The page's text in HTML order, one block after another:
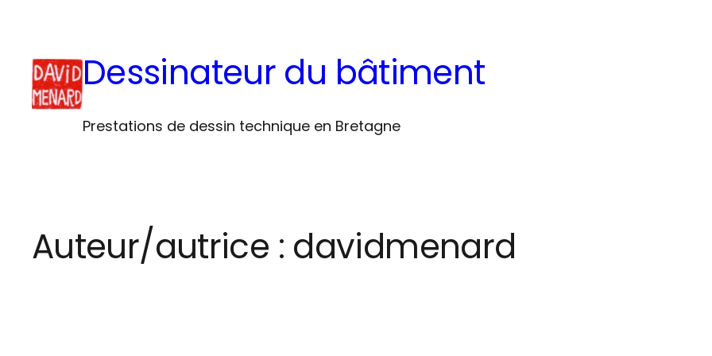
contenu
Dessinateur du bâtiment
Prestations de dessin technique en Bretagne
Auteur/autrice : davidmenard